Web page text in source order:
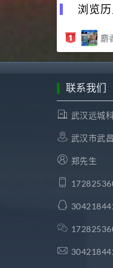
浏览历
麝
联系我们
武汉远城
武汉市武
郑先生